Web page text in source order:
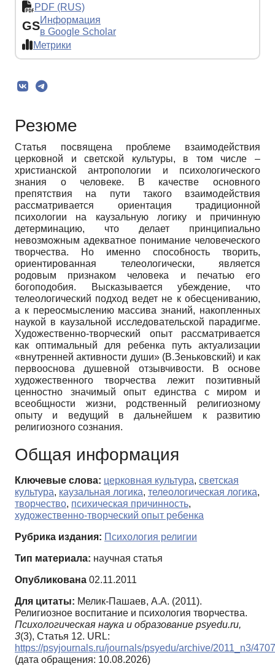
PDF (RUS)
GSИнформация
в Google Scholar
Метрики
Резюме
Статья посвящена проблеме взаимодействия
церковной и светской культуры, в том числе –
христианской антропологии и психологического
знания о человеке. В качестве основного
препятствия на пути такого взаимодействия
рассматривается ориентация традиционной
психологии на каузальную логику и причинную
детерминацию, что делает принципиально
невозможным адекватное понимание человеческого
творчества. Но именно способность творить,
ориентированная телеологически, является
родовым признаком человека и печатью его
богоподобия. Высказывается убеждение, что
телеологический подход ведет не к обесцениванию,
а к переосмыслению массива знаний, накопленных
наукой в каузальной исследовательской парадигме.
Художественно-творческий опыт рассматривается
как оптимальный для ребенка путь актуализации
«внутренней активности души» (В.Зеньковский) и как
первооснова душевной отзывчивости. В основе
художественного творчества лежит позитивный
ценностно значимый опыт единства с миром и
всеобщности жизни, родственный религиозному
опыту и ведущий в дальнейшем к развитию
религиозного сознания.
Общая информация
Ключевые слова: церковная культура, светская
культура, каузальная логика, телеологическая логика,
творчество, психическая причинность,
художественно-творческий опыт ребенка
Рубрика издания: Психология религии
Тип материала: научная статья
Опубликована 02.11.2011
Для цитаты: Мелик-Пашаев, А.А. (2011).
Религиозное воспитание и психология творчества.
Психологическая наука и образование psyedu.ru,
3(3), Статья 12. URL:
https://psyjournals.ru/journals/psyedu/archive/2011_n3/
(дата обращения: 10.08.2026)